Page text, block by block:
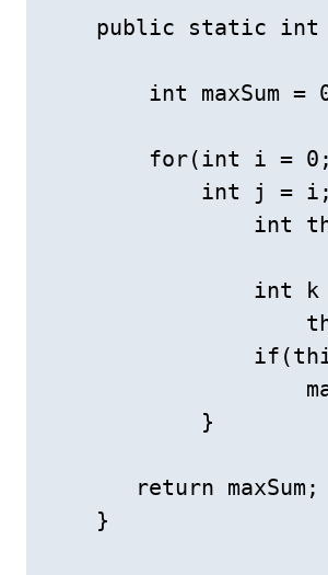
public static
int maxSum =
for(int i =
int j =
int
int k
            }
       return maxSum;
    }